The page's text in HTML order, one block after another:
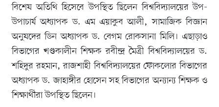
বিশেষ অতিথি হিসেবে উপস্থিত ছিলেন বিশ্ববিদ্যালয়ের উপ-
উপাচার্য অধ্যাপক ড. এম এয়াকুব আলী, সামাজিক বিজ্ঞান
অনুষদের ডিন অধ্যাপক ড. বেগম রোকসানা মিলি। এছাড়াও
বিভাগের খণ্ডকালীন শিক্ষক রবীন্দ্র মৈত্রী বিশ্ববিদ্যালয়ের ড.
শহিদুর রহমান, রাজশাহী বিশ্ববিদ্যালয়ের ফোকলোর বিভাগের
অধ্যাপক ড. জাহাঙ্গীর হোসেন সহ বিভাগের অন্যান্য শিক্ষক ও
শিক্ষার্থীরা উপস্থিত ছিলেন।